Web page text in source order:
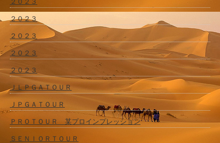
２０２３
２０２３
２０２３
２０２３
ＪＬＰＧＡＴＯＵＲ
ＪＰＧＡＴＯＵＲ
ＰＲＯＴＯＵＲ 某プロインプレッション
ＳＥＮＩＯＲＴＯＵＲ